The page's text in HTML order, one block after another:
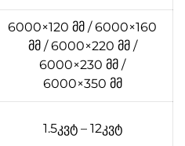
6000×120 მმ / 6000×160
მმ / 6000×220 მმ /
6000×230 მმ /
6000×350 მმ
1.5კვტ – 12კვტ